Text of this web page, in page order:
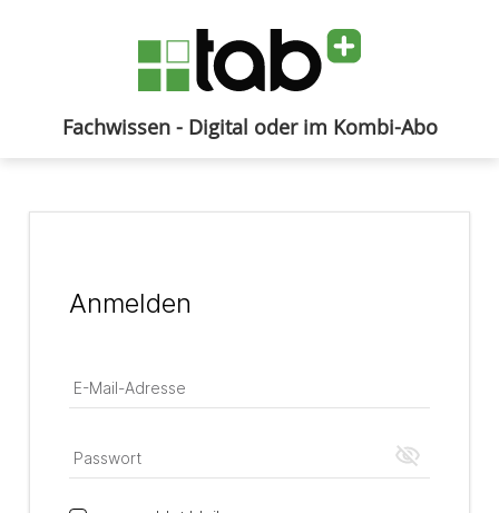
Fachwissen - Digital oder im Kombi-Abo